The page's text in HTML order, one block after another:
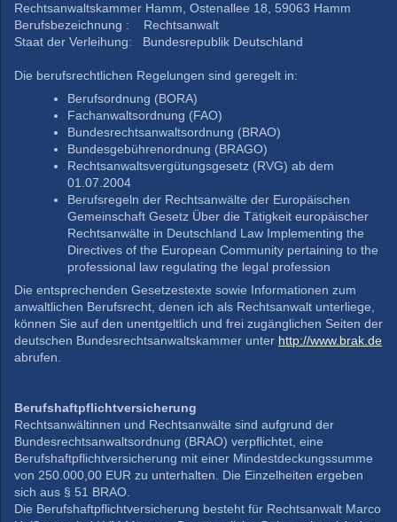
Rechtsanwaltskammer Hamm, Ostenallee 18, 59063 Hamm
Berufsbezeichnung : Rechtsanwalt
Staat der Verleihung: Bundesrepublik Deutschland
Die berufsrechtlichen Regelungen sind geregelt in:
Berufsordnung (BORA)
Fachanwaltsordnung (FAO)
Bundesrechtsanwaltsordnung (BRAO)
Bundesgebührenordnung (BRAGO)
Rechtsanwaltsvergütungsgesetz (RVG) ab dem
01.07.2004
Berufsregeln der Rechtsanwälte der Europäischen
Gemeinschaft Gesetz Über die Tätigkeit europäischer
Rechtsanwälte in Deutschland Law Implementing the
Directives of the European Community pertaining to the
professional law regulating the legal profession
Die entsprechenden Gesetzestexte sowie Informationen zum
anwaltlichen Berufsrecht, denen ich als Rechtsanwalt unterliege,
können Sie auf den unentgeltlich und frei zugänglichen Seiten der
deutschen Bundesrechtsanwaltskammer unter http://www.brak.de
abrufen.
Berufshaftpflichtversicherung
Rechtsanwältinnen und Rechtsanwälte sind aufgrund der
Bundesrechtsanwaltsordnung (BRAO) verpflichtet, eine
Berufshaftpflichtversicherung mit einer Mindestdeckungssumme
von 250.000,00 EUR zu unterhalten. Die Einzelheiten ergeben
sich aus § 51 BRAO.
Die Berufshaftpflichtversicherung besteht für Rechtsanwalt Marco